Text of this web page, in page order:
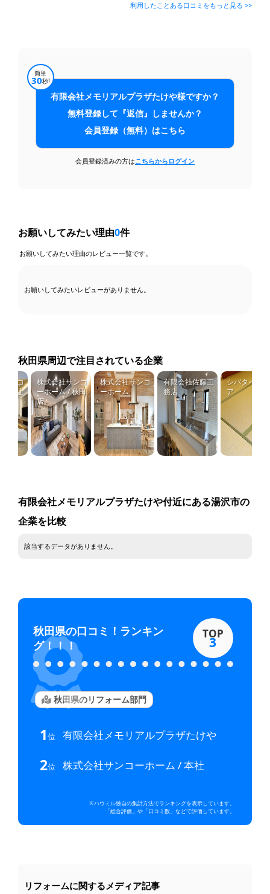
利用したことある口コミをもっと見る >>
簡単
30秒!
有限会社メモリアルプラザたけや様ですか？
無料登録して『返信』しませんか？
会員登録（無料）はこちら
会員登録済みの方はこちらからログイン
お願いしてみたい理由0件
お願いしてみたい理由のレビュー一覧です。
お願いしてみたいレビューがありません。
秋田県周辺で注目されている企業
株式会社サンコ
ーホーム / 秋田
店
株式会社サンコ
ーホーム
有限会社佐藤工
務店
シバタインテリ
ア
有限会社メモリアルプラザたけや付近にある湯沢市の
企業を比較
該当するデータがありません。
秋田県の口コミ！ランキン
グ！！！
TOP
3
秋田県のリフォーム部門
1位 有限会社メモリアルプラザたけや
2位 株式会社サンコーホーム / 本社
※ハウミル独自の集計方法でランキングを表示しています。
「総合評価」や「口コミ数」などで評価しています。
リフォームに関するメディア記事